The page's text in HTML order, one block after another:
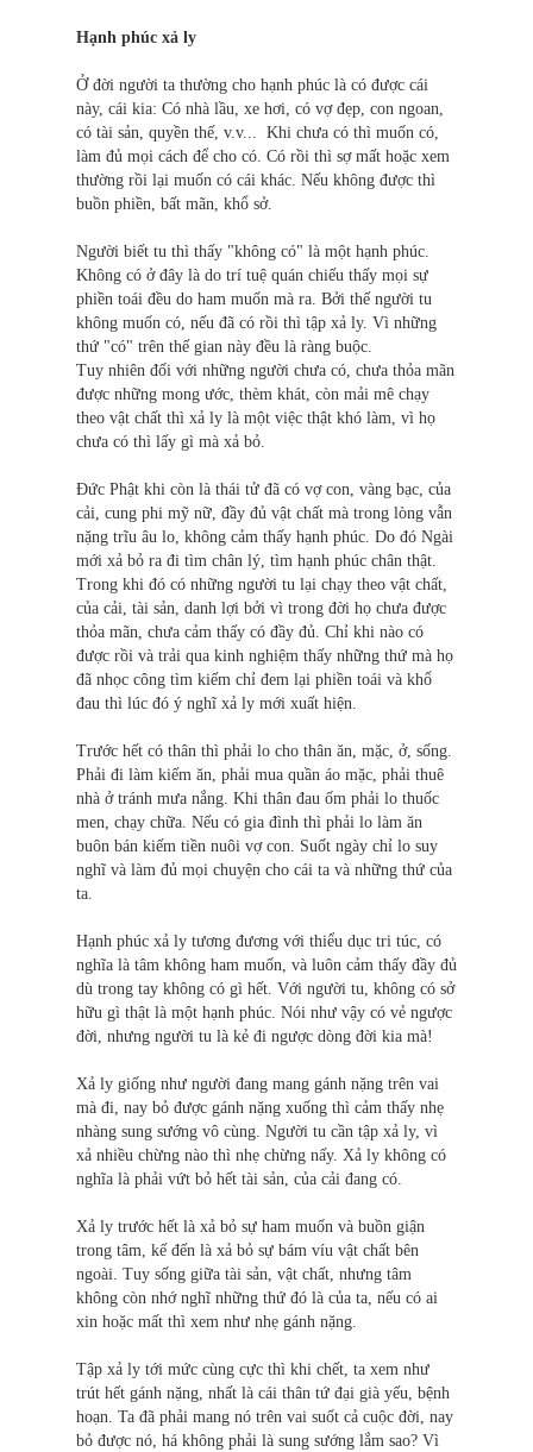
Hạnh phúc xả ly
Ở đời người ta thường cho hạnh phúc là có được cái
này, cái kia: Có nhà lầu, xe hơi, có vợ đẹp, con ngoan,
có tài sản, quyền thế, v.v... Khi chưa có thì muốn có,
làm đủ mọi cách để cho có. Có rồi thì sợ mất hoặc xem
thường rồi lại muốn có cái khác. Nếu không được thì
buồn phiền, bất mãn, khổ sở.
Người biết tu thì thấy "không có" là một hạnh phúc.
Không có ở đây là do trí tuệ quán chiếu thấy mọi sự
phiền toái đều do ham muốn mà ra. Bởi thế người tu
không muốn có, nếu đã có rồi thì tập xả ly. Vì những
thứ "có" trên thế gian này đều là ràng buộc.
Tuy nhiên đối với những người chưa có, chưa thỏa mãn
được những mong ước, thèm khát, còn mải mê chạy
theo vật chất thì xả ly là một việc thật khó làm, vì họ
chưa có thì lấy gì mà xả bỏ.
Đức Phật khi còn là thái tử đã có vợ con, vàng bạc, của
cải, cung phi mỹ nữ, đầy đủ vật chất mà trong lòng vẫn
nặng trĩu âu lo, không cảm thấy hạnh phúc. Do đó Ngài
mới xả bỏ ra đi tìm chân lý, tìm hạnh phúc chân thật.
Trong khi đó có những người tu lại chạy theo vật chất,
của cải, tài sản, danh lợi bởi vì trong đời họ chưa được
thỏa mãn, chưa cảm thấy có đầy đủ. Chỉ khi nào có
được rồi và trải qua kinh nghiệm thấy những thứ mà họ
đã nhọc công tìm kiếm chỉ đem lại phiền toái và khổ
đau thì lúc đó ý nghĩ xả ly mới xuất hiện.
Trước hết có thân thì phải lo cho thân ăn, mặc, ở, sống.
Phải đi làm kiếm ăn, phải mua quần áo mặc, phải thuê
nhà ở tránh mưa nắng. Khi thân đau ốm phải lo thuốc
men, chạy chữa. Nếu có gia đình thì phải lo làm ăn
buôn bán kiếm tiền nuôi vợ con. Suốt ngày chỉ lo suy
nghĩ và làm đủ mọi chuyện cho cái ta và những thứ của
ta.
Hạnh phúc xả ly tương đương với thiểu dục tri túc, có
nghĩa là tâm không ham muốn, và luôn cảm thấy đầy đủ
dù trong tay không có gì hết. Với người tu, không có sở
hữu gì thật là một hạnh phúc. Nói như vậy có vẻ ngược
đời, nhưng người tu là kẻ đi ngược dòng đời kia mà!
Xả ly giống như người đang mang gánh nặng trên vai
mà đi, nay bỏ được gánh nặng xuống thì cảm thấy nhẹ
nhàng sung sướng vô cùng. Người tu cần tập xả ly, vì
xả nhiều chừng nào thì nhẹ chừng nấy. Xả ly không có
nghĩa là phải vứt bỏ hết tài sản, của cải đang có.
Xả ly trước hết là xả bỏ sự ham muốn và buồn giận
trong tâm, kế đến là xả bỏ sự bám víu vật chất bên
ngoài. Tuy sống giữa tài sản, vật chất, nhưng tâm
không còn nhớ nghĩ những thứ đó là của ta, nếu có ai
xin hoặc mất thì xem như nhẹ gánh nặng.
Tập xả ly tới mức cùng cực thì khi chết, ta xem như
trút hết gánh nặng, nhất là cái thân tứ đại già yếu, bệnh
hoạn. Ta đã phải mang nó trên vai suốt cả cuộc đời, nay
bỏ được nó, há không phải là sung sướng lắm sao? Vì